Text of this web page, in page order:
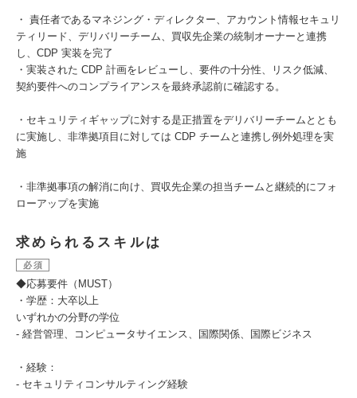
・ 責任者であるマネジング・ディレクター、アカウント情報セキュリ
ティリード、デリバリーチーム、買収先企業の統制オーナーと連携
し、CDP 実装を完了
・実装された CDP 計画をレビューし、要件の十分性、リスク低減、
契約要件へのコンプライアンスを最終承認前に確認する。
・セキュリティギャップに対する是正措置をデリバリーチームととも
に実施し、非準拠項目に対しては CDP チームと連携し例外処理を実
施
・非準拠事項の解消に向け、買収先企業の担当チームと継続的にフォ
ローアップを実施
求められるスキルは
必須
◆応募要件（MUST）
・学歴：大卒以上
いずれかの分野の学位
- 経営管理、コンピュータサイエンス、国際関係、国際ビジネス
・経験：
- セキュリティコンサルティング経験